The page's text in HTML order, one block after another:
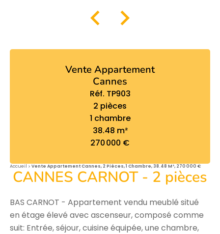
Vente Appartement
Cannes
Réf. TP903
2 pièces
1 chambre
38.48 m²
270 000 €
Accueil Vente Appartement Cannes, 2 Pièces, 1 Chambre, 38.48 M², 270 000 €
CANNES CARNOT - 2 pièces
BAS CARNOT - Appartement vendu meublé situé
en étage élevé avec ascenseur, composé comme
suit: Entrée, séjour, cuisine équipée, une chambre,